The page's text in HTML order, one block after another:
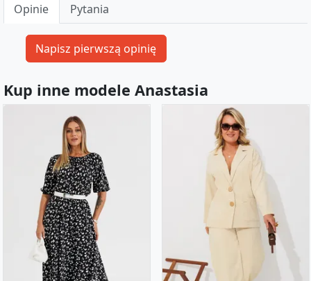
Opinie Pytania
Kup inne modele Anastasia